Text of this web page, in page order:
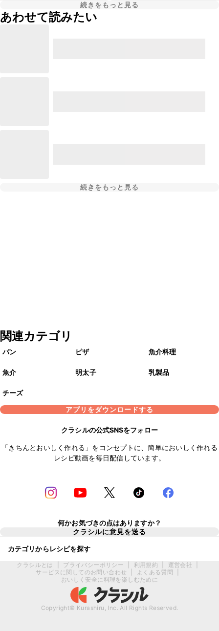
続きをもっと見る
あわせて読みたい
続きをもっと見る
関連カテゴリ
パン ピザ 魚介料理
魚介 明太子 乳製品
チーズ
アプリをダウンロードする
クラシルの公式SNSをフォロー
「きちんとおいしく作れる」をコンセプトに、簡単においしく作れる
レシピ動画を毎日配信しています。
何かお気づきの点はありますか？
クラシルに意見を送る
カテゴリからレシピを探す
クラシルとは プライバシーポリシー 利用規約 運営会社
サービスに関してのお問い合わせ
よくある質問
おいしく安全に料理を楽しむために
Copyright© Kurashiru, Inc. All Rights Reserved.